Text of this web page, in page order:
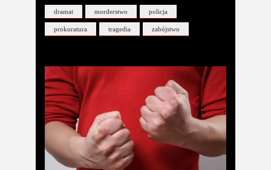
dramat morderstwo policja
prokuratura tragedia zabójstwo